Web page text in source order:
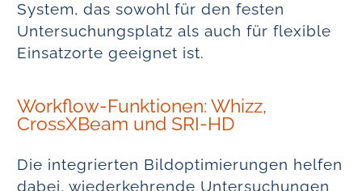
System, das sowohl für den festen
Untersuchungsplatz als auch für flexible
Einsatzorte geeignet ist.
Workflow-Funktionen: Whizz,
CrossXBeam und SRI-HD
Die integrierten Bildoptimierungen helfen
dabei, wiederkehrende Untersuchungen